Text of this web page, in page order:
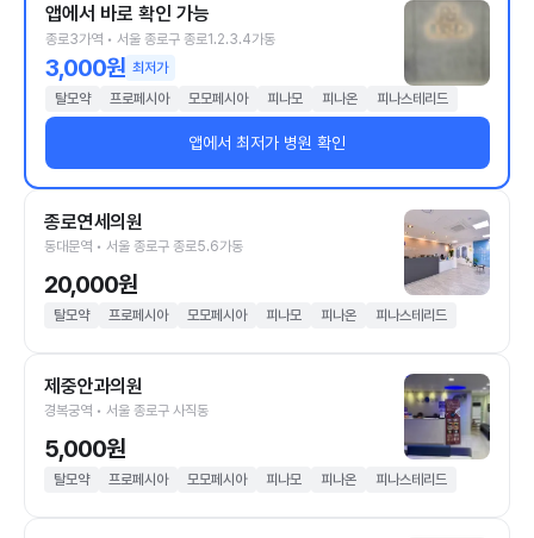
앱에서 바로 확인 가능
종로3가역 • 서울 종로구 종로1.2.3.4가동
3,000원 최저가
탈모약
프로페시아 모모페시아 피나모 피나온 피나스테리드
앱에서 최저가 병원 확인
종로연세의원
동대문역 • 서울 종로구 종로5.6가동
20,000원
탈모약 프로페시아 모모페시아 피나모 피나온 피나스테리드
제중안과의원
경복궁역 • 서울 종로구 사직동
5,000원
탈모약 프로페시아 모모페시아 피나모 피나온 피나스테리드